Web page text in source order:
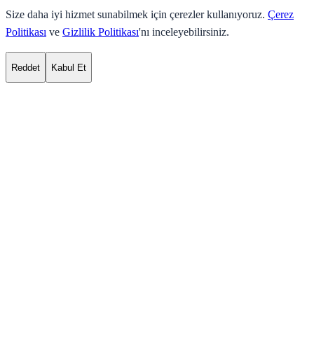
Size daha iyi hizmet sunabilmek için çerezler kullanıyoruz. Çerez
Politikası ve Gizlilik Politikası'nı inceleyebilirsiniz.
Reddet Kabul Et